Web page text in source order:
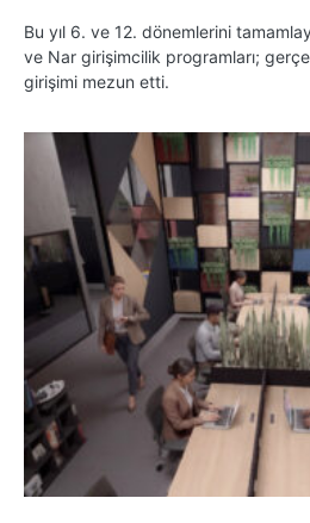
Bu yıl 6. ve 12. dönemlerini
ve Nar girişimcilik programları;
girişimi mezun etti.